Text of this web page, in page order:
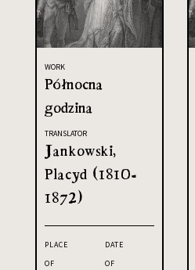
WORK
Północna
godzina
TRANSLATOR
Jankowski,
Placyd (1810-
1872)
PLACE
OF
DATE
OF